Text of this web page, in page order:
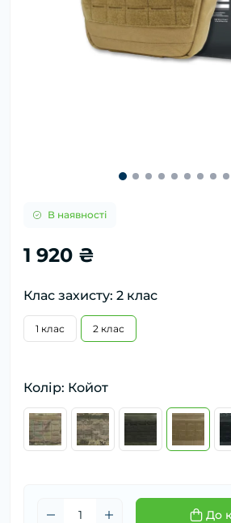
В наявності
1 920 ₴
Клас захисту: 2 клас
1 клас 2 клас
Колір: Койот
До